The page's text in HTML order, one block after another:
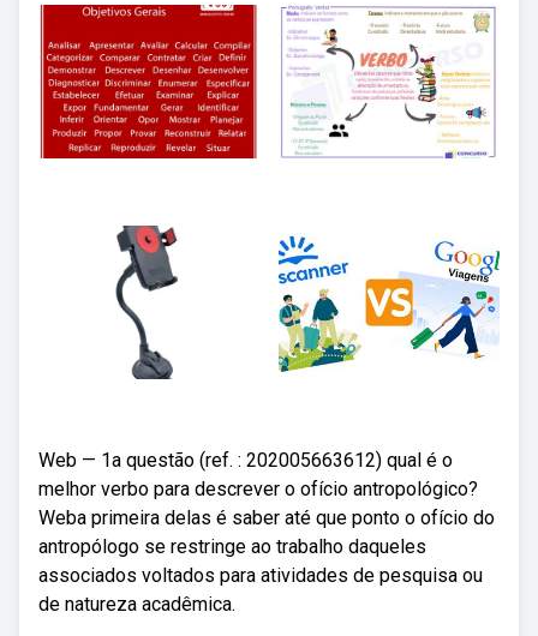
Web — 1a questão (ref. : 202005663612) qual é o
melhor verbo para descrever o ofício antropológico?
Weba primeira delas é saber até que ponto o ofício do
antropólogo se restringe ao trabalho daqueles
associados voltados para atividades de pesquisa ou
de natureza acadêmica.